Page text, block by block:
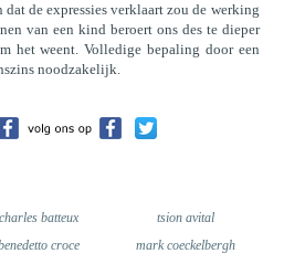
de expressies verklaart zou de werking
van een kind beroert ons des te dieper
het weent. Volledige bepaling door een
noodzakelijk.
tsion avital
charles batteux
mark coeckelbergh
croce